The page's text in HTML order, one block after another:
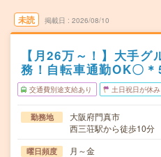
未読 掲載日 2026/08/10
【月26万～！】大手グ
務！自転車通勤OK〇＊
交通費別途支給あり 土日祝日が休み
勤務地
大阪府門真市
西三荘駅から徒歩10分
曜日頻度 月～金